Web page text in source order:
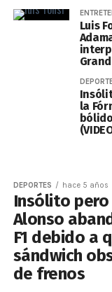
Luis
la
DEPORTES hace 5 años
Insólito
Alonso
F1 debido a
sándwich
de frenos